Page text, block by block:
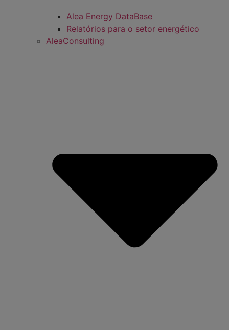
Alea Energy DataBase
Relatórios para o setor energético
AleaConsulting